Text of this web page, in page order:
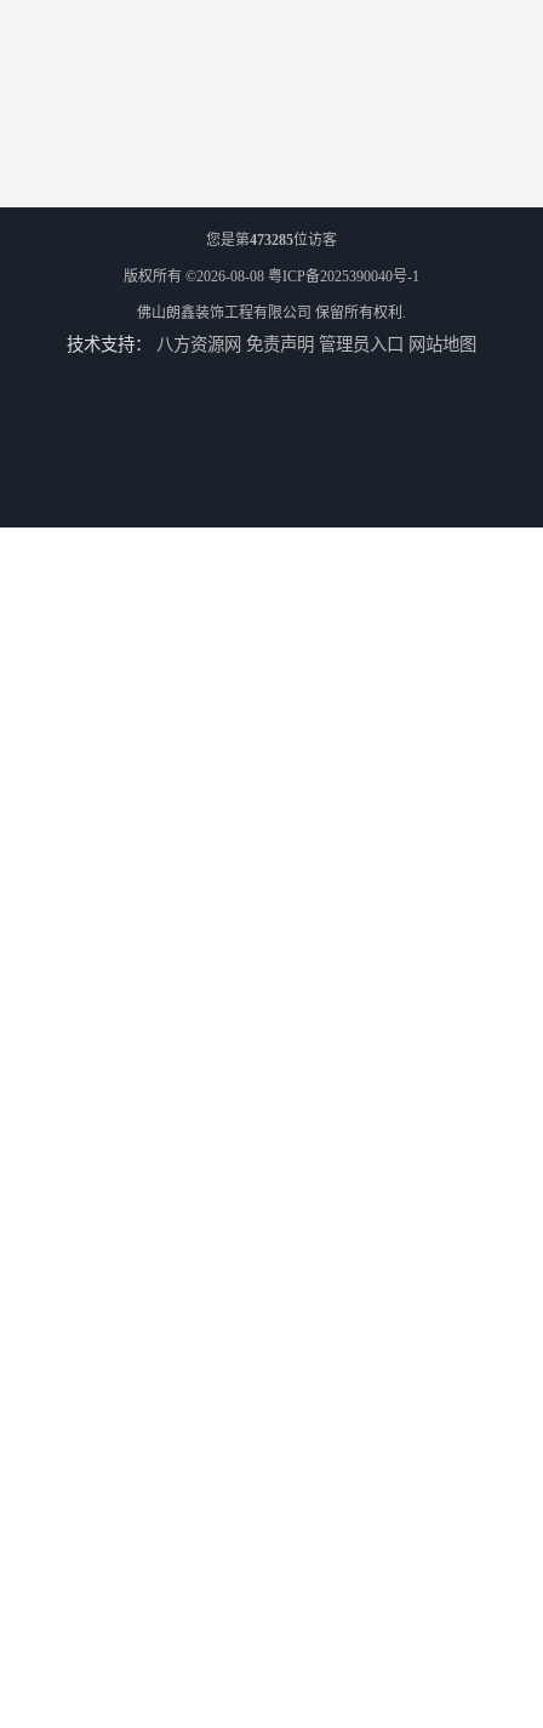
您是第473285位访客
版权所有 ©2026-08-08 粤ICP备2025390040号-1
佛山朗鑫装饰工程有限公司 保留所有权利.
技术支持： 八方资源网 免责声明 管理员入口 网站地图